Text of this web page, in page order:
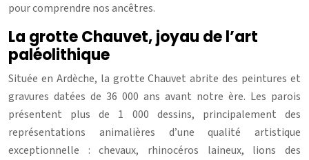
pour comprendre nos ancêtres.
La grotte Chauvet, joyau de l’art
paléolithique
Située en Ardèche, la grotte Chauvet abrite des peintures et
gravures datées de 36 000 ans avant notre ère. Les parois
présentent plus de 1 000 dessins, principalement des
représentations animalières d’une qualité artistique
exceptionnelle : chevaux, rhinocéros laineux, lions des